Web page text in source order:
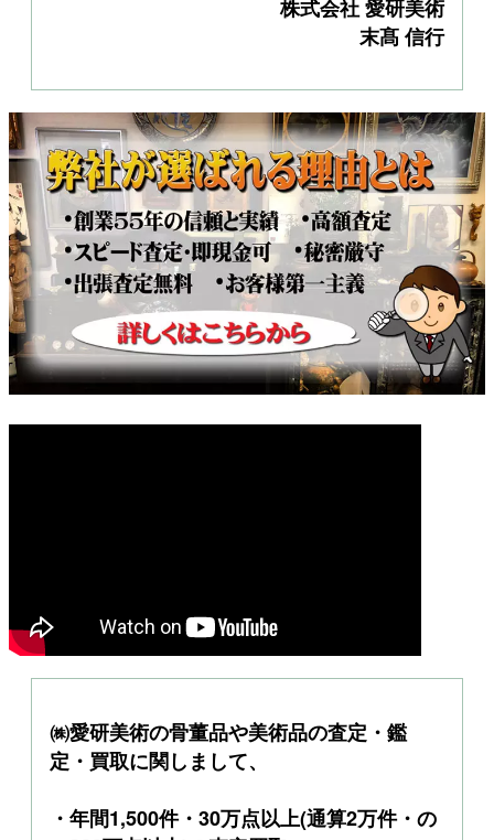
株式会社 愛研美術
末髙 信行
㈱愛研美術の骨董品や美術品の査定・鑑
定・買取に関しまして、
・年間1,500件・30万点以上(通算2万件・の